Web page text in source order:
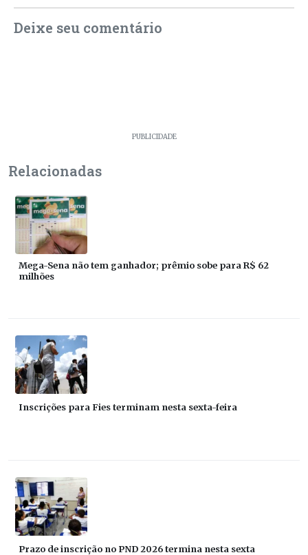
Deixe seu comentário
PUBLICIDADE
Relacionadas
Mega-Sena não tem ganhador; prêmio sobe para R$ 62
milhões
Inscrições para Fies terminam nesta sexta-feira
Prazo de inscrição no PND 2026 termina nesta sexta